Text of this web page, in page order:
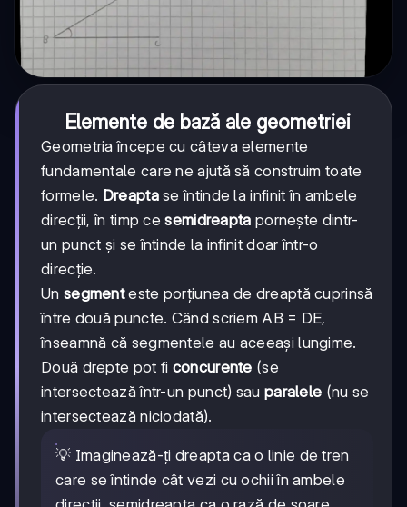
Elemente de bază ale geometriei
Geometria începe cu câteva elemente
fundamentale care ne ajută să construim toate
formele. Dreaptase întinde la infinit în ambele
direcții, în timp cesemidreapta pornește dintr-
un punct și se întinde la infinit doar într-o
direcție.
Un segmenteste porțiunea de dreaptă cuprinsă
între două puncte. Când scriem AB = DE,
înseamnă că segmentele au aceeași lungime.
Două drepte pot fi concurente (se
intersectează într-un punct) sau paralele (nu se
intersectează niciodată).
💡 Imaginează-ți dreapta ca o linie de tren
care se întinde cât vezi cu ochii în ambele